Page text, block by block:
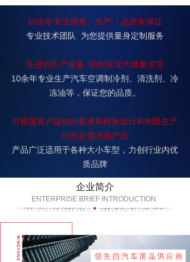
10余年专业研发、生产 / 品质有保证
专业技术团队 为您提供量身定制服务
先进的生产设备 轻松实现大批量供货
10余年专业生产汽车空调制冷剂、清洗剂、冷
冻油等，保证您的品质。
可根据客户提供的要求和样板设计和制造生产
出符合需求的产品
产品广泛适用于各种大小车型，力创行业内优
质品牌
企业简介
ENTERPRISE BRIEF INTRODUCTION